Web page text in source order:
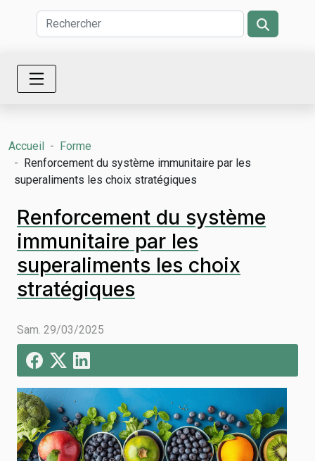
Accueil
Forme
Renforcement du système immunitaire par les
superaliments les choix stratégiques
Renforcement du système
immunitaire par les
superaliments les choix
stratégiques
Sam. 29/03/2025